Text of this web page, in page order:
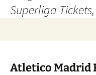
Superliga
Atletico Madrid